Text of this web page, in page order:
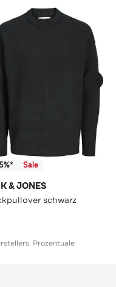
Sale
& JONES
schwarz
Prozentuale